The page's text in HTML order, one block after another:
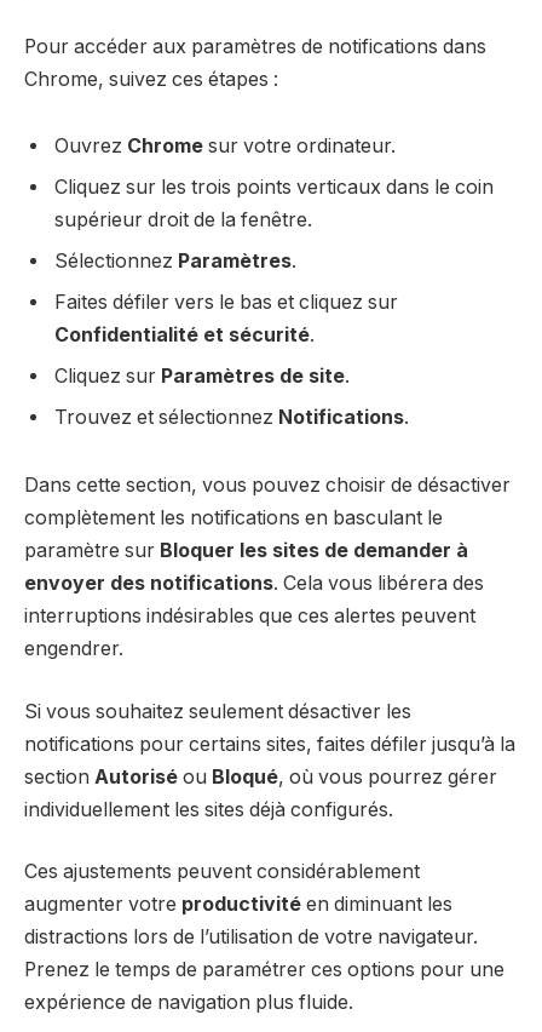
Pour accéder aux paramètres de notifications dans
Chrome, suivez ces étapes :
Ouvrez Chrome sur votre ordinateur.
Cliquez sur les trois points verticaux dans le coin
supérieur droit de la fenêtre.
Sélectionnez Paramètres.
Faites défiler vers le bas et cliquez sur
Confidentialité et sécurité.
Cliquez sur Paramètres de site.
Trouvez et sélectionnez Notifications.
Dans cette section, vous pouvez choisir de désactiver
complètement les notifications en basculant le
paramètre sur Bloquer les sites de demander à
envoyer des notifications. Cela vous libérera des
interruptions indésirables que ces alertes peuvent
engendrer.
Si vous souhaitez seulement désactiver les
notifications pour certains sites, faites défiler jusqu’à la
section Autorisé ou Bloqué, où vous pourrez gérer
individuellement les sites déjà configurés.
Ces ajustements peuvent considérablement
augmenter votre productivité en diminuant les
distractions lors de l’utilisation de votre navigateur.
Prenez le temps de paramétrer ces options pour une
expérience de navigation plus fluide.